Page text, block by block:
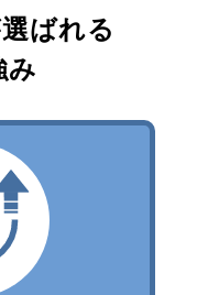
ばれる
み